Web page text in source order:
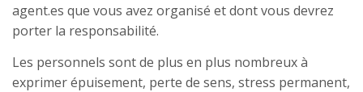
agent.es que vous avez organisé et dont vous devrez
porter la responsabilité.
Les personnels sont de plus en plus nombreux à
exprimer épuisement, perte de sens, stress permanent,